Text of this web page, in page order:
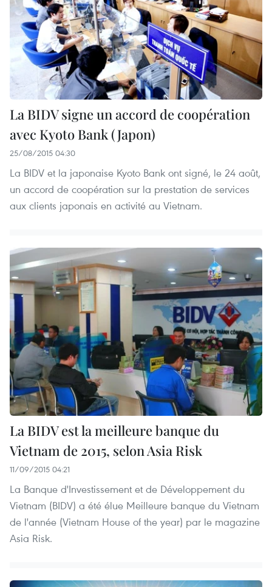
La BIDV signe un accord de coopération
avec Kyoto Bank (Japon)
25/08/2015 04:30
La BIDV et la japonaise Kyoto Bank ont signé, le 24 août,
un accord de coopération sur l​a prestation de services
aux clients japonais en activité au Vietnam.
La BIDV est la meilleure banque du
Vietnam de 2015, selon Asia Risk
11/09/2015 04:21
La Banque d'Investissement et de Développement du
Vietnam (BIDV) a été élue Meilleure banque du Vietnam
de l'année (Vietnam House of the year) par le magazine
Asia Risk.